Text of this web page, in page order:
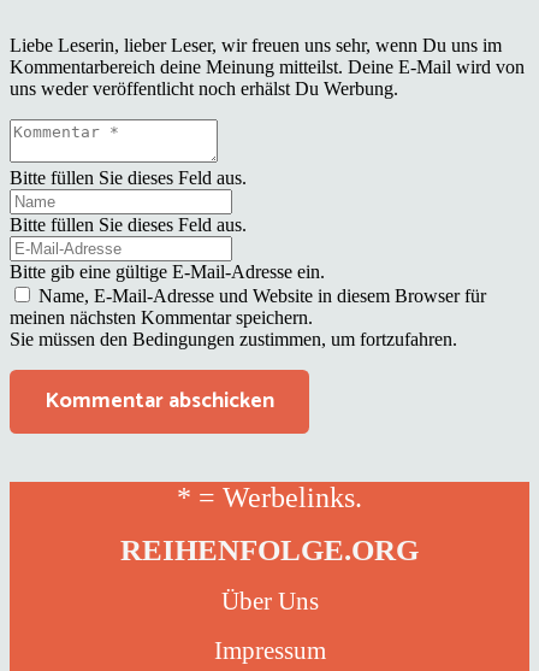
Liebe Leserin, lieber Leser, wir freuen uns sehr, wenn Du uns im
Kommentarbereich deine Meinung mitteilst. Deine E-Mail wird von
uns weder veröffentlicht noch erhälst Du Werbung.
Bitte füllen Sie dieses Feld aus.
Bitte füllen Sie dieses Feld aus.
Bitte gib eine gültige E-Mail-Adresse ein.
Name, E-Mail-Adresse und Website in diesem Browser für
meinen nächsten Kommentar speichern.
Sie müssen den Bedingungen zustimmen, um fortzufahren.
Kommentar abschicken
* = Werbelinks.
REIHENFOLGE.ORG
Über Uns
Impressum